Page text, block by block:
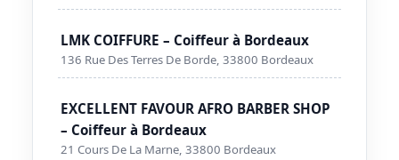
LMK COIFFURE – Coiffeur à Bordeaux
136 Rue Des Terres De Borde, 33800 Bordeaux
EXCELLENT FAVOUR AFRO BARBER SHOP
– Coiffeur à Bordeaux
21 Cours De La Marne, 33800 Bordeaux